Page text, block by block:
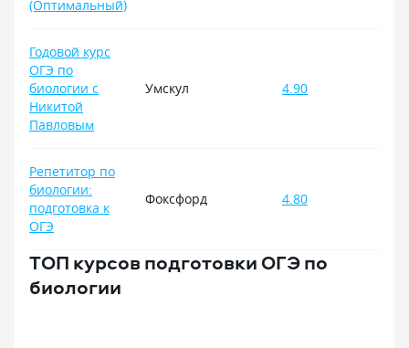
(Оптимальный)
Годовой курс
ОГЭ по
биологии с
Никитой
Павловым
Умскул 4.90
Репетитор по
биологии:
подготовка к
ОГЭ
Фоксфорд 4.80
ТОП курсов подготовки ОГЭ по
биологии